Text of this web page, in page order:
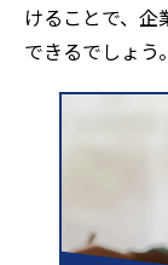
けることで、
できるでしょう。